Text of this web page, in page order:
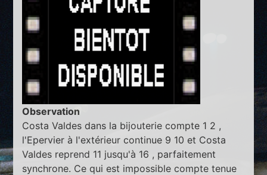
Observation
Costa Valdes dans la bijouterie compte 1 2 ,
l'Epervier à l'extérieur continue 9 10 et Costa
Valdes reprend 11 jusqu'à 16 , parfaitement
synchrone. Ce qui est impossible compte tenue